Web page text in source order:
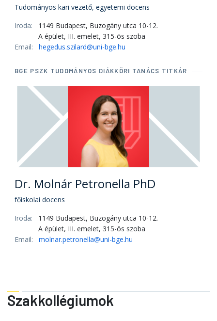
Tudományos kari vezető, egyetemi docens
Iroda:
1149 Budapest, Buzogány utca 10-12.
A épület, III. emelet, 315-ös szoba
Email:
hegedus.szilard@uni-bge.hu
BGE PSZK TUDOMÁNYOS DIÁKKÖRI TANÁCS TITKÁR
Dr. Molnár Petronella PhD
főiskolai docens
Iroda:
1149 Budapest, Buzogány utca 10-12.
A épület, III. emelet, 315-ös szoba
Email:
molnar.petronella@uni-bge.hu
Szakkollégiumok